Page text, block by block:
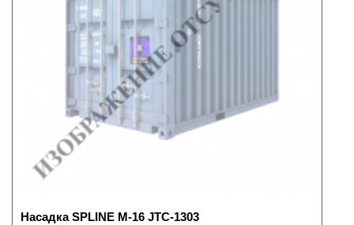
Насадка SPLINE М-16 JTC-1303